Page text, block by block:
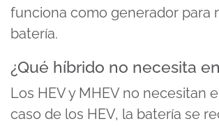
funciona como generador para
batería.
¿Qué híbrido no necesita
Los HEV y MHEV no necesitan
caso de los HEV, la batería se